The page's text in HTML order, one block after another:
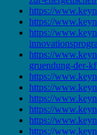
https://
https://
https://
https://
gruendung-der-
https://
https://
https://
https://
https://
https://